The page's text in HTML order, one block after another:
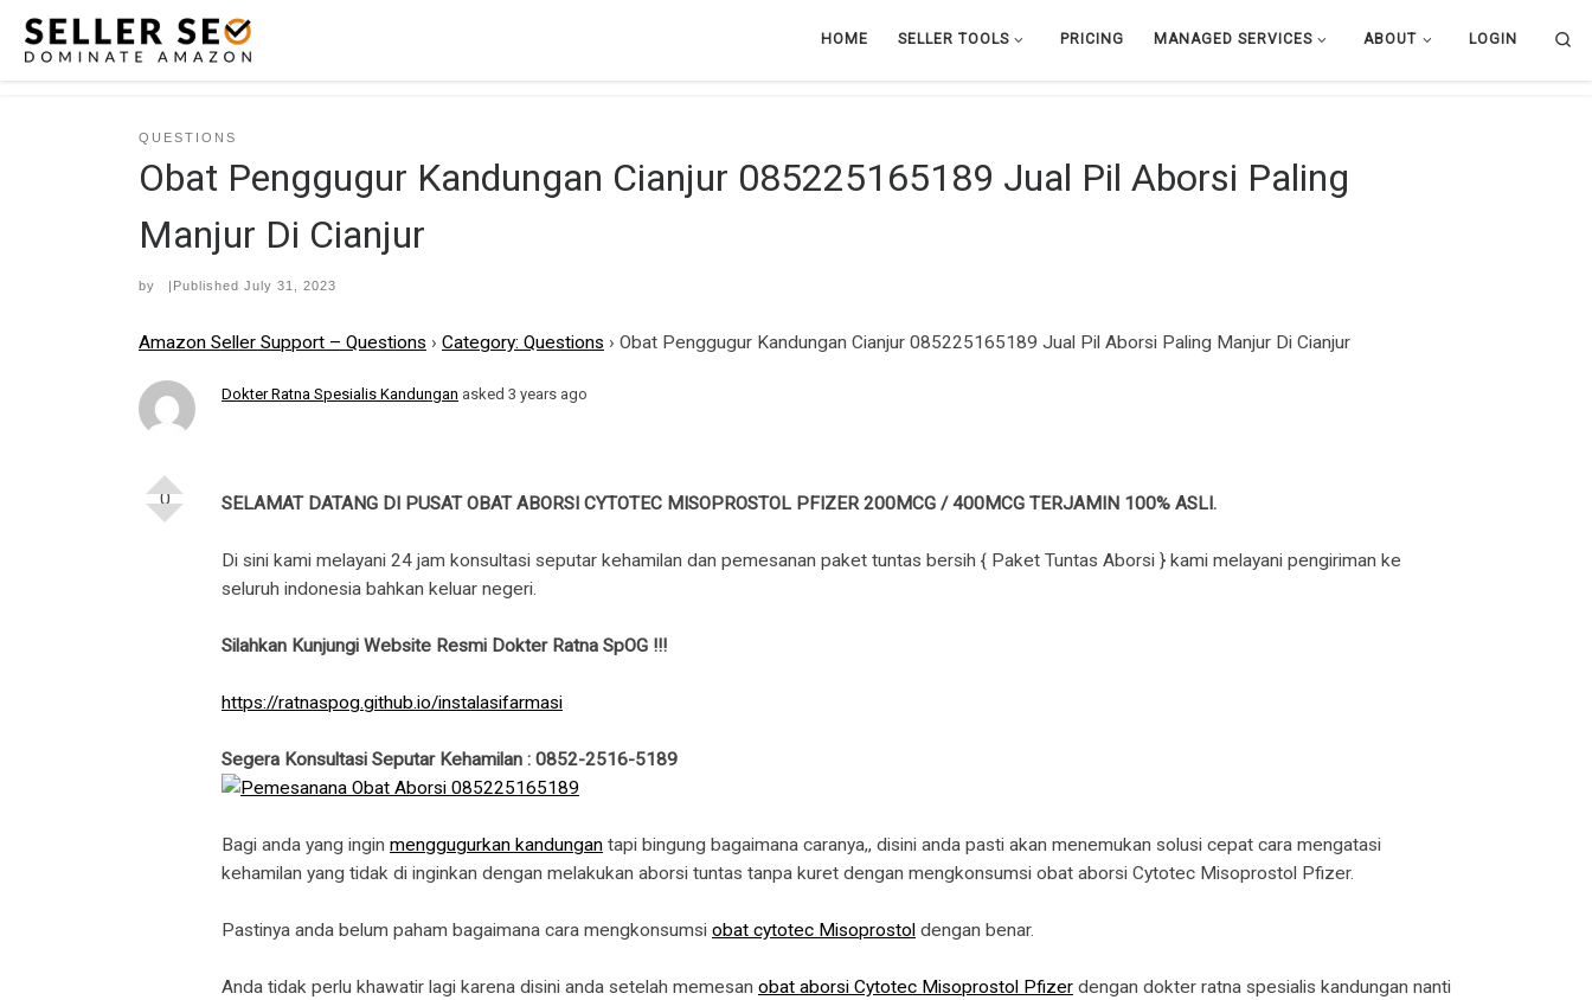
Skip to content HOME SELLER TOOLS PRICING MANAGED SERVICES ABOUT LOGIN
QUESTIONS
Obat Penggugur Kandungan Cianjur 085225165189 Jual Pil Aborsi Paling
Manjur Di Cianjur
by |Published July 31, 2023
Amazon Seller Support – Questions › Category: Questions › Obat Penggugur Kandungan Cianjur 085225165189 Jual Pil Aborsi Paling Manjur Di Cianjur
0
Dokter Ratna Spesialis Kandungan asked 3 years ago
SELAMAT DATANG DI PUSAT OBAT ABORSI CYTOTEC MISOPROSTOL PFIZER 200MCG / 400MCG TERJAMIN 100% ASLI.
Di sini kami melayani 24 jam konsultasi seputar kehamilan dan pemesanan paket tuntas bersih { Paket Tuntas Aborsi } kami melayani pengiriman ke
seluruh indonesia bahkan keluar negeri.
Silahkan Kunjungi Website Resmi Dokter Ratna SpOG !!!
https://ratnaspog.github.io/instalasifarmasi
Segera Konsultasi Seputar Kehamilan : 0852-2516-5189
Bagi anda yang ingin menggugurkan kandungan tapi bingung bagaimana caranya,, disini anda pasti akan menemukan solusi cepat cara mengatasi
kehamilan yang tidak di inginkan dengan melakukan aborsi tuntas tanpa kuret dengan mengkonsumsi obat aborsi Cytotec Misoprostol Pfizer.
Pastinya anda belum paham bagaimana cara mengkonsumsi obat cytotec Misoprostol dengan benar.
Anda tidak perlu khawatir lagi karena disini anda setelah memesan obat aborsi Cytotec Misoprostol Pfizer dengan dokter ratna spesialis kandungan nanti